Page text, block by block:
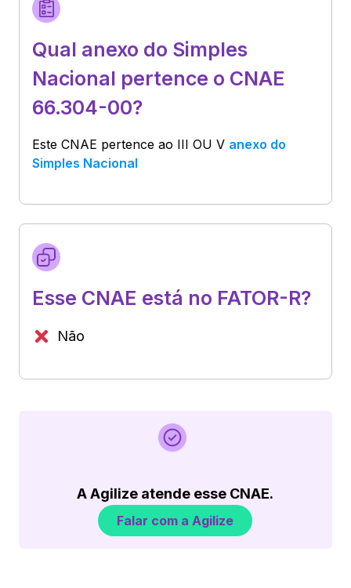
Qual anexo do Simples
Nacional pertence o CNAE
66.304-00?
Este CNAE pertence ao III OU V anexo do
Simples Nacional
Esse CNAE está no FATOR-R?
Não
A Agilize atende esse CNAE.
Falar com a Agilize